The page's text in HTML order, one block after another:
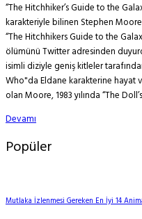
“The Hitchhiker’s Guide to the
karakteriyle bilinen Stephen Moore
“The Hitchhikers Guide to the
ölümünü Twitter adresinden
isimli diziyle geniş kitleler
Who"da Eldane karakterine hayat
olan Moore, 1983 yılında “The
Devamı
Popüler
Mutlaka İzlenmesi Gereken En İyi 14